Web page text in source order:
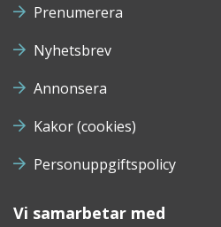
Prenumerera
Nyhetsbrev
Annonsera
Kakor (cookies)
Personuppgiftspolicy
Vi samarbetar med